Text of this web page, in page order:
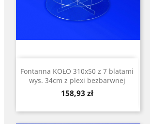
Fontanna KOŁO 310x50 z 7 blatami
wys. 34cm z plexi bezbarwnej
Cena
158,93 zł